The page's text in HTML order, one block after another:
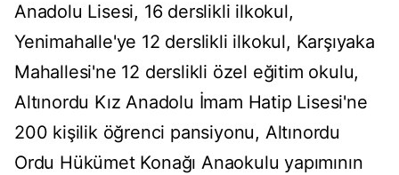
Anadolu Lisesi, 16 derslikli ilkokul,
Yenimahalle'ye 12 derslikli ilkokul, Karşıyaka
Mahallesi'ne 12 derslikli özel eğitim okulu,
Altınordu Kız Anadolu İmam Hatip Lisesi'ne
200 kişilik öğrenci pansiyonu, Altınordu
Ordu Hükümet Konağı Anaokulu yapımının